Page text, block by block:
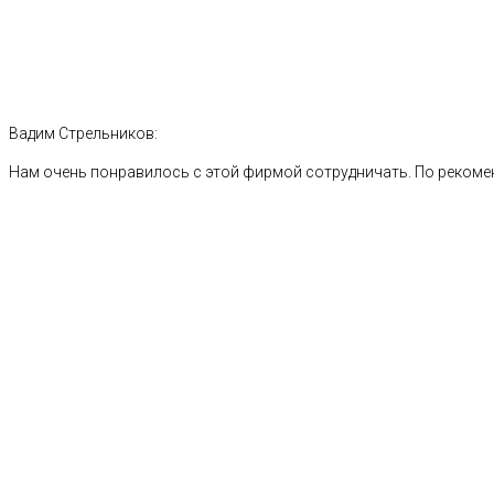
Вадим Стрельников:
Нам очень понравилось с этой фирмой сотрудничать. По